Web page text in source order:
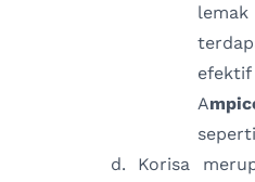
lemak
A
seperti
d. Korisa